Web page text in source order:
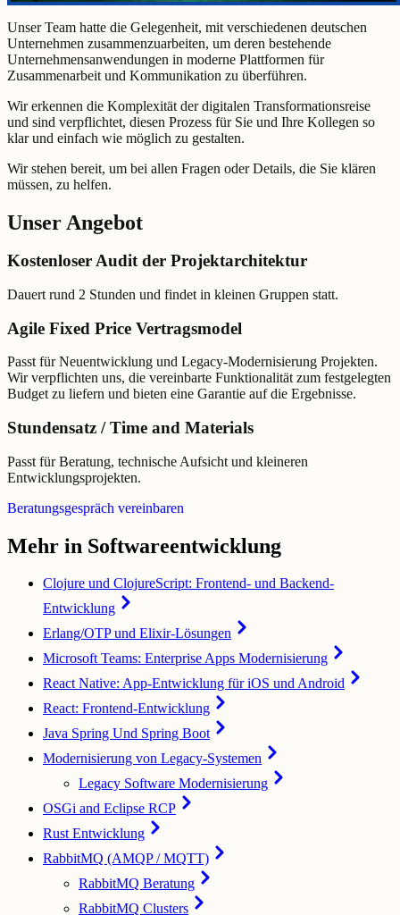
Unser Team hatte die Gelegenheit, mit verschiedenen deutschen
Unternehmen zusammenzuarbeiten, um deren bestehende
Unternehmensanwendungen in moderne Plattformen für
Zusammenarbeit und Kommunikation zu überführen.
Wir erkennen die Komplexität der digitalen Transformationsreise
und sind verpflichtet, diesen Prozess für Sie und Ihre Kollegen so
klar und einfach wie möglich zu gestalten.
Wir stehen bereit, um bei allen Fragen oder Details, die Sie klären
müssen, zu helfen.
Unser Angebot
Kostenloser Audit der Projektarchitektur
Dauert rund 2 Stunden und findet in kleinen Gruppen statt.
Agile Fixed Price Vertragsmodel
Passt für Neuentwicklung und Legacy-Modernisierung Projekten.
Wir verpflichten uns, die vereinbarte Funktionalität zum festgelegten
Budget zu liefern und bieten eine Garantie auf die Ergebnisse.
Stundensatz / Time and Materials
Passt für Beratung, technische Aufsicht und kleineren
Entwicklungsprojekten.
Beratungsgespräch vereinbaren
Mehr in Softwareentwicklung
Clojure und ClojureScript: Frontend- und Backend-
Entwicklung
Erlang/OTP und Elixir-Lösungen
Microsoft Teams: Enterprise Apps Modernisierung
React Native: App-Entwicklung für iOS und Android
React: Frontend-Entwicklung
Java Spring Und Spring Boot
Modernisierung von Legacy-Systemen
Legacy Software Modernisierung
OSGi and Eclipse RCP
Rust Entwicklung
RabbitMQ (AMQP / MQTT)
RabbitMQ Beratung
RabbitMQ Clusters